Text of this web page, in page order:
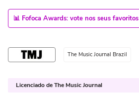
📊 Fofoca Awards: vote nos seus favoritos
The Music Journal Brazil
Licenciado de The Music Journal